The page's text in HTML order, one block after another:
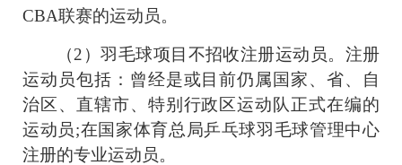
CBA联赛的运动员。
（2 ）羽毛球项目不招收注册运动员。注册
运动员包括：曾经是或目前仍属国家、省、自
治区、直辖市、特别行政区运动队正式在编的
运动员;在国家体育总局乒乓球羽毛球管理中心
注册的专业运动员。